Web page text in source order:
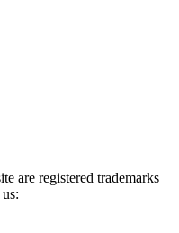
are registered trademarks